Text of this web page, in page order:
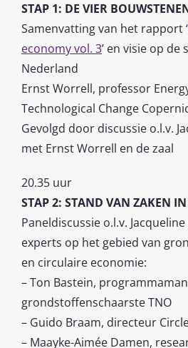
STAP 1: DE VIER
Samenvatting van het rapport ‘
economy vol. 3’ en visie op de
Nederland
Ernst Worrell, professor
Technological Change
Gevolgd door discussie o.l.v.
met Ernst Worrell en de zaal
20.35 uur
STAP 2: STAND VAN ZAKEN
Paneldiscussie o.l.v.
experts op het gebied van
en circulaire economie:
– Ton Bastein,
grondstoffenschaarste TNO
– Guido Braam, directeur
– Maayke-Aimée Damen,